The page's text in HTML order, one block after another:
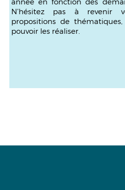
N’hésitez pas à revenir
propositions de
pouvoir les réaliser.